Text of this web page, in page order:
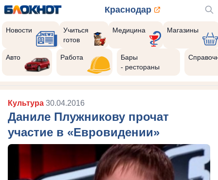
Краснодар
Новости
Учиться
готов
Медицина Магазины
Авто Работа
Бары
- рестораны
Культура 30.04.2016
Даниле Плужникову прочат
участие в «Евровидении»